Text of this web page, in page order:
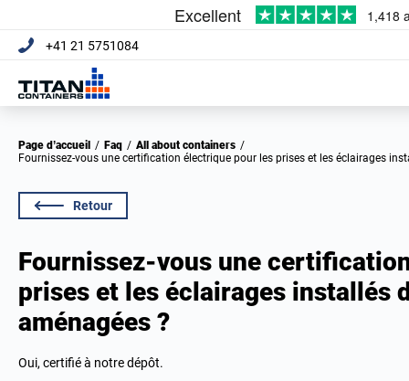
+41 21 5751084
Page d’accueil / Faq / All about containers /
Fournissez-vous une certification électrique pour les prises et les éclairages
Retour
Fournissez-vous une
prises et les éclairages installés
aménagées ?
Oui, certifié à notre dépôt.